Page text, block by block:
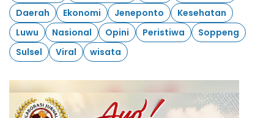
Daerah
Ekonomi Jeneponto
Kesehatan
Luwu
Nasional Opini Peristiwa
Soppeng
Sulsel
Viral wisata